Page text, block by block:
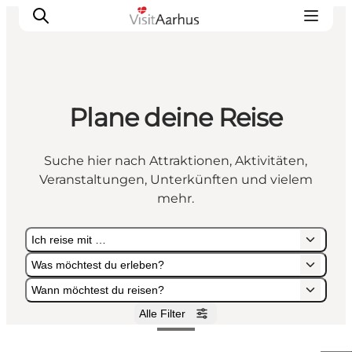
Sehen und erleben
Veranstaltungen
Städte und Regionen
Plane deine Reise
Suche hier nach Attraktionen, Aktivitäten,
Veranstaltungen, Unterkünften und vielem
mehr.
Ich reise mit …
Was möchtest du erleben?
Wann möchtest du reisen?
Alle Filter